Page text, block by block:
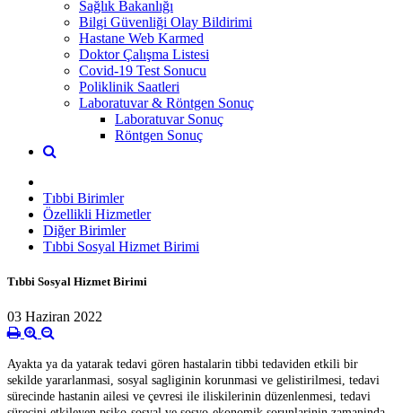
Sağlık Bakanlığı
Bilgi Güvenliği Olay Bildirimi
Hastane Web Karmed
Doktor Çalışma Listesi
Covid-19 Test Sonucu
Poliklinik Saatleri
Laboratuvar & Röntgen Sonuç
Laboratuvar Sonuç
Röntgen Sonuç
Tıbbi Birimler
Özellikli Hizmetler
Diğer Birimler
Tıbbi Sosyal Hizmet Birimi
Tıbbi Sosyal Hizmet Birimi
03 Haziran 2022
Ayakta ya da yatarak tedavi gören hastalarin tibbi tedaviden etkili bir
sekilde yararlanmasi, sosyal sagliginin korunmasi ve gelistirilmesi, tedavi
sürecinde hastanin ailesi ve çevresi ile iliskilerinin düzenlenmesi, tedavi